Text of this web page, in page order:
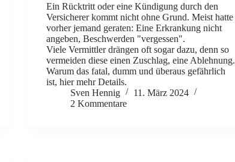
Ein Rücktritt oder eine Kündigung durch den
Versicherer kommt nicht ohne Grund. Meist hatte
vorher jemand geraten: Eine Erkrankung nicht
angeben, Beschwerden "vergessen".
Viele Vermittler drängen oft sogar dazu, denn so
vermeiden diese einen Zuschlag, eine Ablehnung.
Warum das fatal, dumm und überaus gefährlich
ist, hier mehr Details.
Sven Hennig
11. März 2024
2 Kommentare